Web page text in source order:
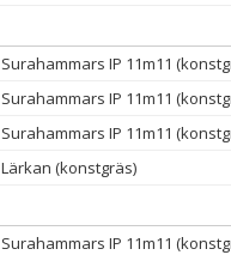
Surahammars IP 11m11
Surahammars IP 11m11
Surahammars IP 11m11
Lärkan (konstgräs)
Surahammars IP 11m11